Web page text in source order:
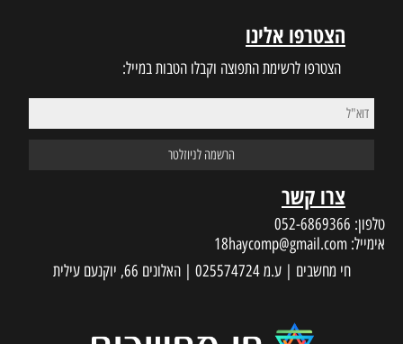
הצטרפו אלינו
הצטרפו לרשימת התפוצה וקבלו הטבות במייל:
צרו קשר
טלפון: 052-6869366
אימייל: 18haycomp@gmail.com
חי מחשבים | ע.מ 025574724 | האלונים 66, יוקנעם עילית